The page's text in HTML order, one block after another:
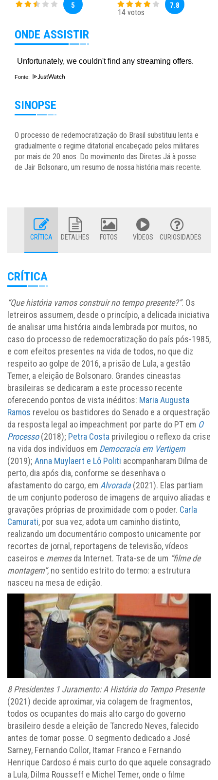
5
14 votos
7.8
ONDE ASSISTIR
Fonte:
SINOPSE
O processo de redemocratização do Brasil substituiu lenta e
gradualmente o regime ditatorial encabeçado pelos militares
por mais de 20 anos. Do movimento das Diretas Já à posse
de Jair Bolsonaro, um resumo de nossa história mais recente.
CRÍTICA DETALHES FOTOS VÍDEOS CURIOSIDADES
CRÍTICA
“Que história vamos construir no tempo presente?”. Os
letreiros assumem, desde o princípio, a delicada iniciativa
de analisar uma história ainda lembrada por muitos, no
caso do processo de redemocratização do país pós-1985,
e com efeitos presentes na vida de todos, no que diz
respeito ao golpe de 2016, a prisão de Lula, a gestão
Temer, a eleição de Bolsonaro. Grandes cineastas
brasileiras se dedicaram a este processo recente
oferecendo pontos de vista inéditos: Maria Augusta
Ramos revelou os bastidores do Senado e a orquestração
da resposta legal ao impeachment por parte do PT em O
Processo(2018); Petra Costa privilegiou o reflexo da crise
na vida dos indivíduos em Democracia em Vertigem
(2019); Anna Muylaert e Lô Politi acompanharam Dilma de
perto, dia após dia, conforme se desenhava o
afastamento do cargo, em Alvorada(2021). Elas partiam
de um conjunto poderoso de imagens de arquivo aliadas e
gravações próprias de proximidade com o poder. Carla
Camurati, por sua vez, adota um caminho distinto,
realizando um documentário composto unicamente por
recortes de jornal, reportagens de televisão, vídeos
caseiros e memesda Internet. Trata-se de um “filme de
montagem”, no sentido estrito do termo: a estrutura
nasceu na mesa de edição.
8 Presidentes 1 Juramento: A História do Tempo Presente
(2021) decide aproximar, via colagem de fragmentos,
todos os ocupantes do mais alto cargo do governo
brasileiro desde a eleição de Tancredo Neves, falecido
antes de tomar posse. O segmento dedicado a José
Sarney, Fernando Collor, Itamar Franco e Fernando
Henrique Cardoso é mais curto do que aquele consagrado
a Lula, Dilma Rousseff e Michel Temer, onde o filme